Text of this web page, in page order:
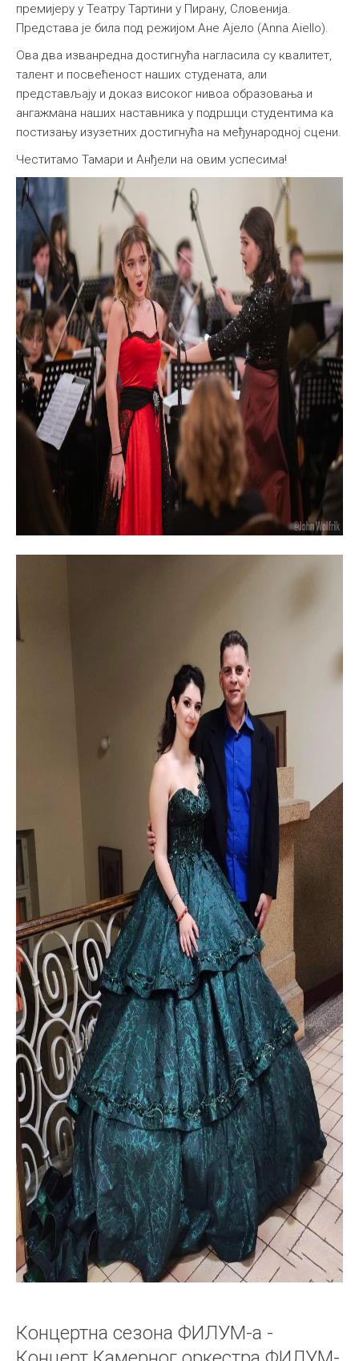
премијеру у Театру Тартини у Пирану, Словенија.
Представа је била под режијом Ане Ајело (Anna Aiello).
Ова два изванредна достигнућа нагласила су квалитет,
талент и посвећеност наших студената, али
представљају и доказ високог нивоа образовања и
ангажмана наших наставника у подршци студентима ка
постизању изузетних достигнућа на међународној сцени.
Честитамо Тамари и Анђели на овим успесима!
Концертна сезона ФИЛУМ-а -